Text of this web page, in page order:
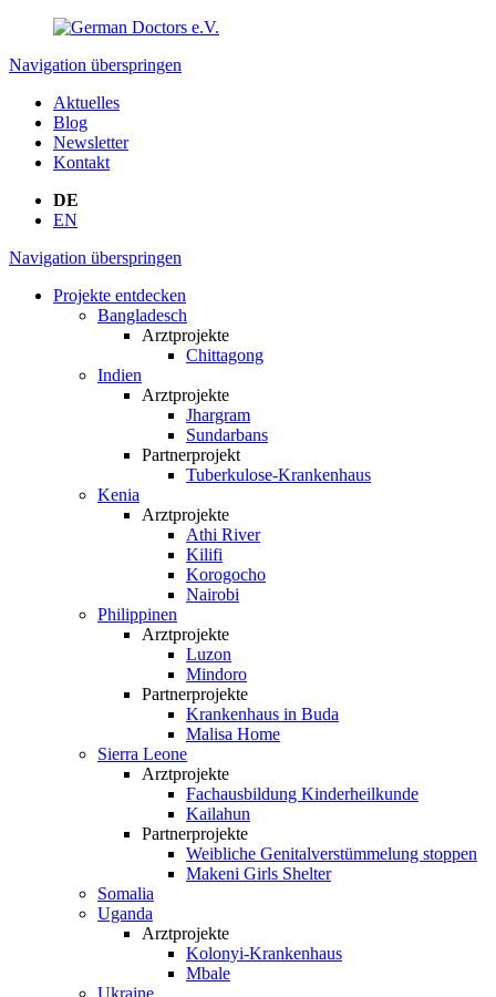
Navigation überspringen
Aktuelles
Blog
Newsletter
Kontakt
DE
EN
Navigation überspringen
Projekte entdecken
Bangladesch
Arztprojekte
Chittagong
Indien
Arztprojekte
Jhargram
Sundarbans
Partnerprojekt
Tuberkulose-Krankenhaus
Kenia
Arztprojekte
Athi River
Kilifi
Korogocho
Nairobi
Philippinen
Arztprojekte
Luzon
Mindoro
Partnerprojekte
Krankenhaus in Buda
Malisa Home
Sierra Leone
Arztprojekte
Fachausbildung Kinderheilkunde
Kailahun
Partnerprojekte
Weibliche Genital­verstümmelung stoppen
Makeni Girls Shelter
Somalia
Uganda
Arztprojekte
Kolonyi-Krankenhaus
Mbale
Ukraine